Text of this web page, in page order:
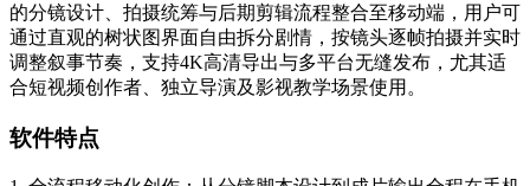
的分镜设计、拍摄统筹与后期剪辑流程整合至移动端，用户可
通过直观的树状图界面自由拆分剧情，按镜头逐帧拍摄并实时
调整叙事节奏，支持4K高清导出与多平台无缝发布，尤其适
合短视频创作者、独立导演及影视教学场景使用。
软件特点